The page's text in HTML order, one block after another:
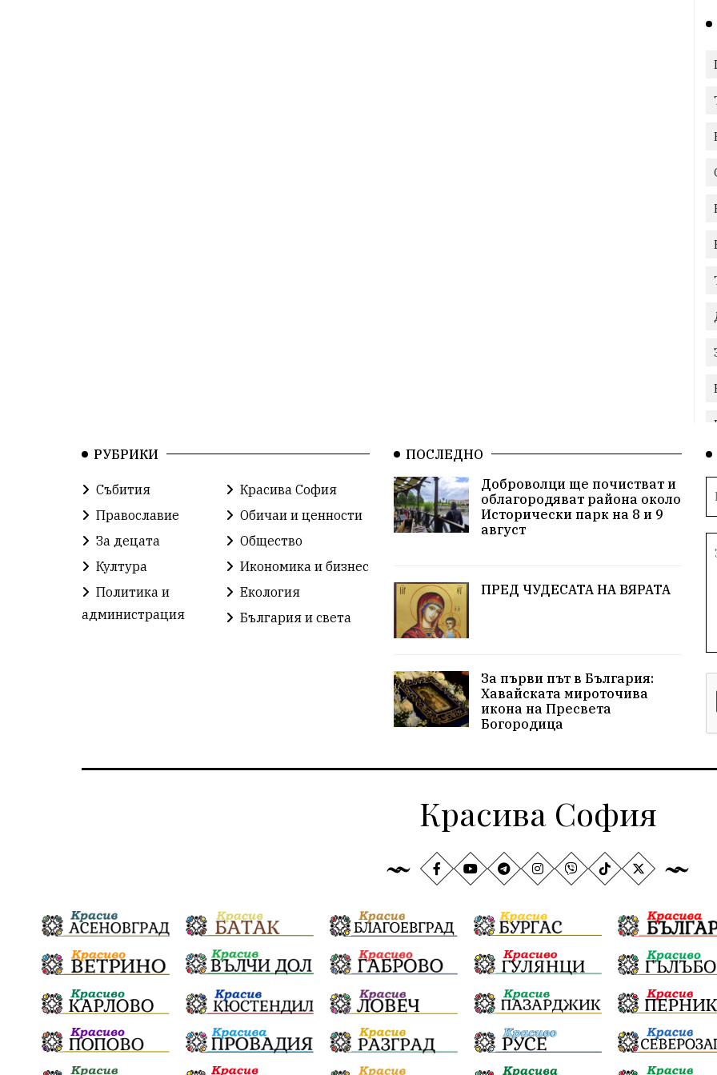
РУБРИКИ
Събития
Красива София
Православие
Обичаи и ценности
За децата
Общество
Култура
Икономика и бизнес
Политика и
администрация
Екология
България и света
ПОСЛЕДНО
Доброволци ще почистват и
облагородяват района около
Исторически парк на 8 и 9
август
ПРЕД ЧУДЕСАТА НА ВЯРАТА
За първи път в България:
Хавайската мироточива
икона на Пресвета
Богородица
Красива София